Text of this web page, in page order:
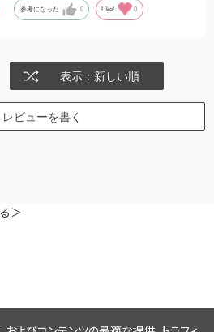
参考になった 0 Like! 0
表示：新しい順
レビューを書く
＞